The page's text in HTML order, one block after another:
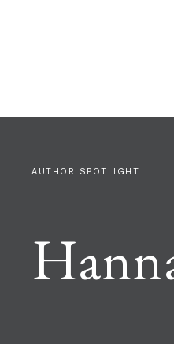
AUTHOR SPOTLIGHT